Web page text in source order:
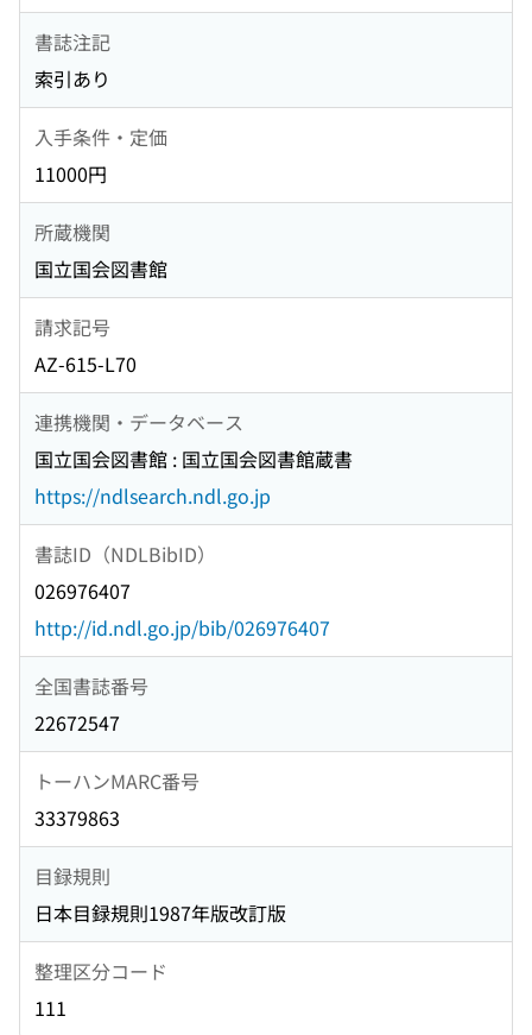
書誌注記
索引あり
入手条件・定価
11000円
所蔵機関
国立国会図書館
請求記号
AZ-615-L70
連携機関・データベース
国立国会図書館 : 国立国会図書館蔵書
https://ndlsearch.ndl.go.jp
書誌ID（NDLBibID）
026976407
http://id.ndl.go.jp/bib/026976407
全国書誌番号
22672547
トーハンMARC番号
33379863
目録規則
日本目録規則1987年版改訂版
整理区分コード
111